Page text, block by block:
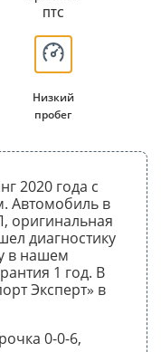
ПТС
Низкий
пробег
2020 года с
Автомобиль в
оригинальная
диагностику
в нашем
1 год. В
Эксперт» в
0-0-6,